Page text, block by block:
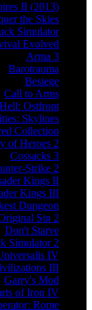
II (2013)
the Skies
Simulator
Evolved
Arma 3
Barotrauma
Besiege
Call to Arms
Ostfront
Skylines
Collection
of Heroes 2
Cossacks 3
Strike 2
Kings II
Kings III
Dungeon
Sin 2
Don't Starve
Simulator 2
IV
III
Garry's Mod
of Iron IV
Rome